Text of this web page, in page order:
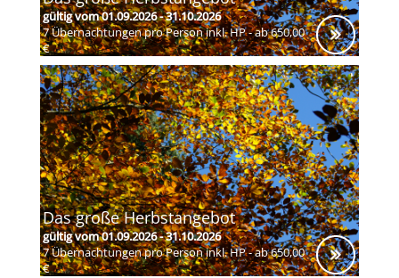
gültig vom 01.09.2026 - 31.10.2026
7 Übernachtungen pro Person inkl. HP - ab 650,00
€
Das große Herbstangebot
gültig vom 01.09.2026 - 31.10.2026
7 Übernachtungen pro Person inkl. HP - ab 650,00
€